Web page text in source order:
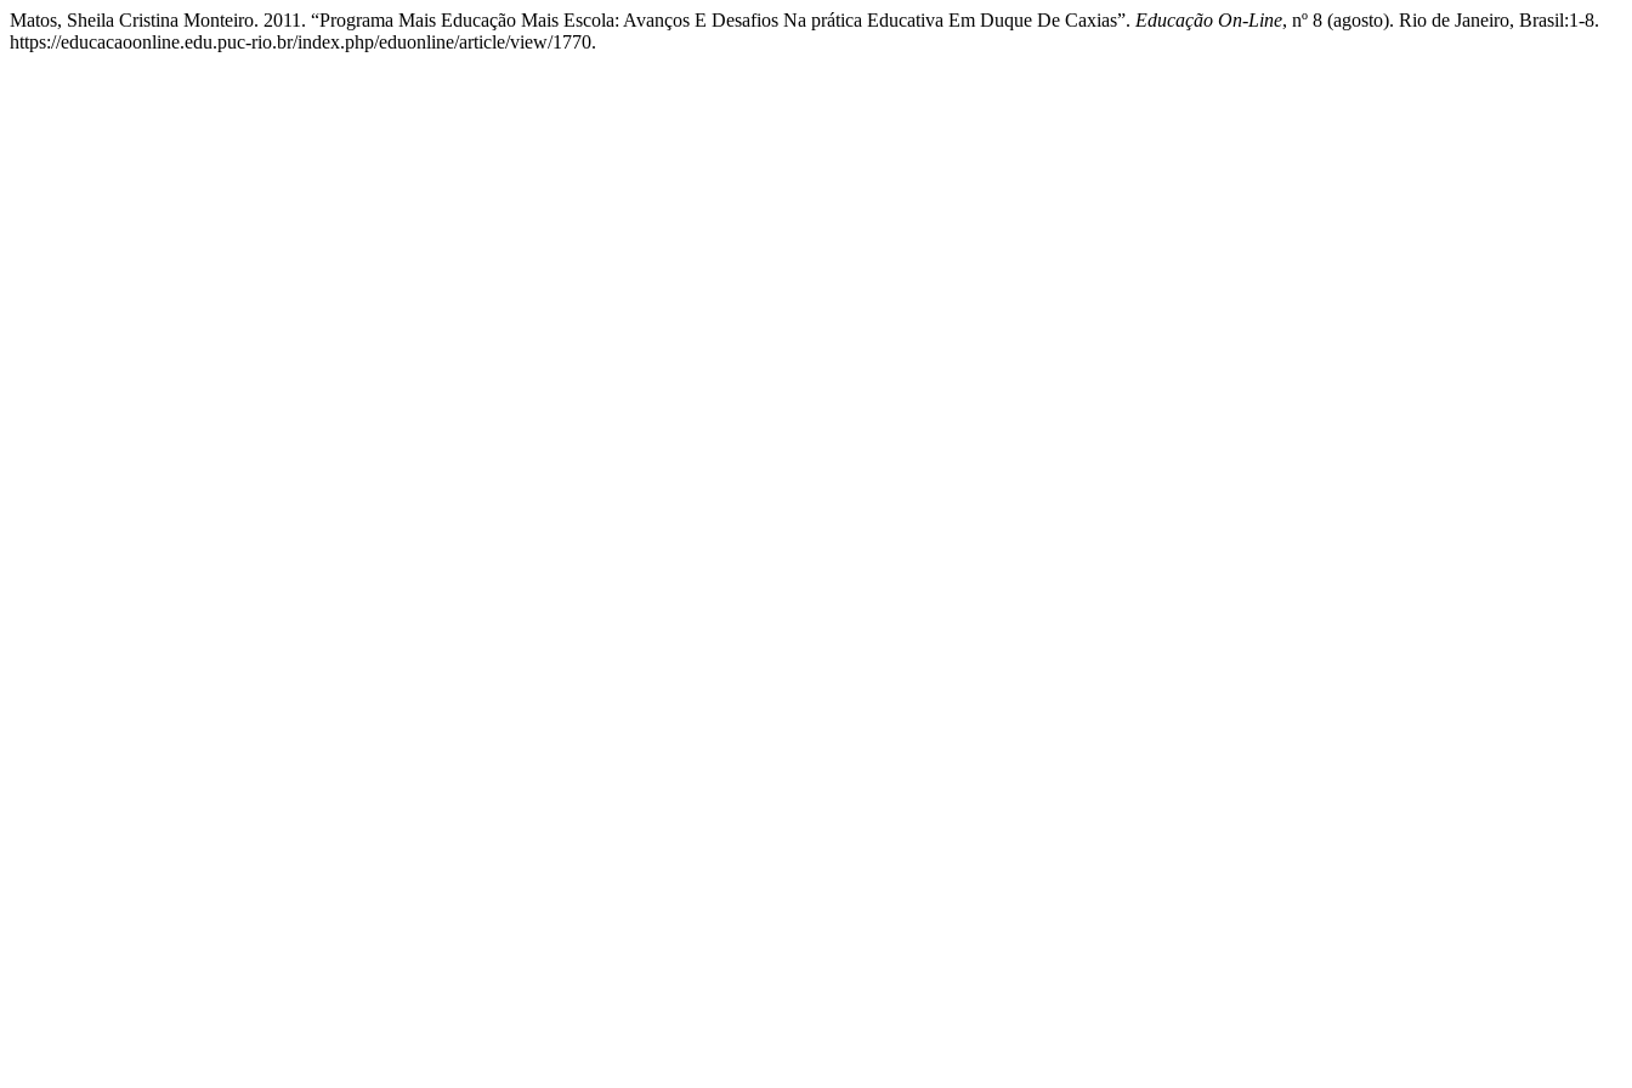
Matos, Sheila Cristina Monteiro. 2011. “Programa Mais Educação Mais Escola: Avanços E Desafios Na prática Educativa Em Duque De Caxias”. Educação On-Line, nº 8 (agosto). Rio de Janeiro, Brasil:1-8.
https://educacaoonline.edu.puc-rio.br/index.php/eduonline/article/view/1770.